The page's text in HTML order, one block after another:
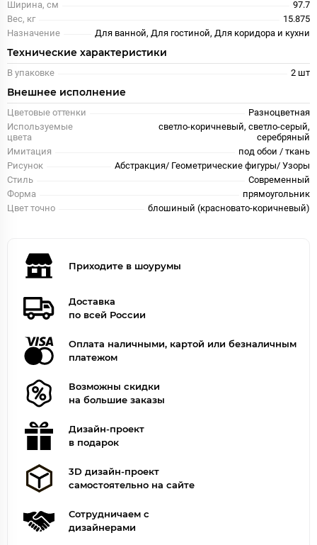
Ширина, см
97.7
Вес, кг
15.875
Назначение
Для ванной, Для гостиной, Для коридора и кухни
Технические характеристики
В упаковке 2 шт
Внешнее исполнение
Цветовые оттенки
Разноцветная
Используемые
цвета
светло-коричневый, светло-серый,
серебряный
Имитация
под обои / ткань
Рисунок
Абстракция/ Геометрические фигуры/ Узоры
Стиль
Современный
Форма
прямоугольник
Цвет точно
блошиный (красновато-коричневый)
Приходите в шоурумы
Доставка
по всей России
Оплата наличными, картой или безналичным
платежом
Возможны скидки
на большие заказы
Дизайн-проект
в подарок
3D дизайн-проект
самостоятельно на сайте
Сотрудничаем с
дизайнерами